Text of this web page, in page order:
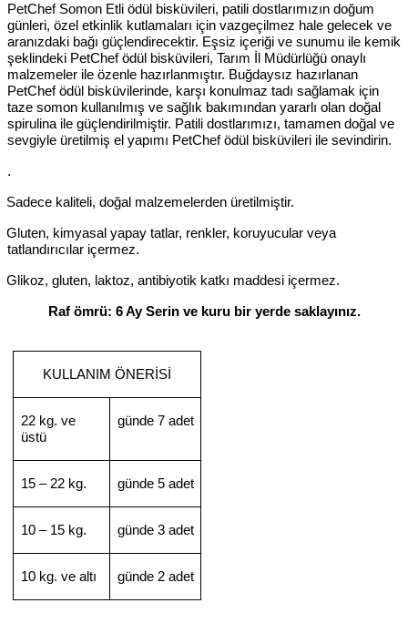
PetChef Somon Etli ödül bisküvileri, patili dostlarımızın doğum
günleri, özel etkinlik kutlamaları için vazgeçilmez hale gelecek ve
aranızdaki bağı güçlendirecektir. Eşsiz içeriği ve sunumu ile kemik
şeklindeki PetChef ödül bisküvileri, Tarım İl Müdürlüğü onaylı
malzemeler ile özenle hazırlanmıştır. Buğdaysız hazırlanan
PetChef ödül bisküvilerinde, karşı konulmaz tadı sağlamak için
taze somon kullanılmış ve sağlık bakımından yararlı olan doğal
spirulina ile güçlendirilmiştir. Patili dostlarımızı, tamamen doğal ve
sevgiyle üretilmiş el yapımı PetChef ödül bisküvileri ile sevindirin.
.
Sadece kaliteli, doğal malzemelerden üretilmiştir.
Gluten, kimyasal yapay tatlar, renkler, koruyucular veya
tatlandırıcılar içermez.
Glikoz, gluten, laktoz, antibiyotik katkı maddesi içermez.
Raf ömrü: 6 Ay Serin ve kuru bir yerde saklayınız.
KULLANIM ÖNERİSİ
22 kg. ve
üstü
günde 7 adet
15 – 22 kg. günde 5 adet
10 – 15 kg. günde 3 adet
10 kg. ve altı günde 2 adet